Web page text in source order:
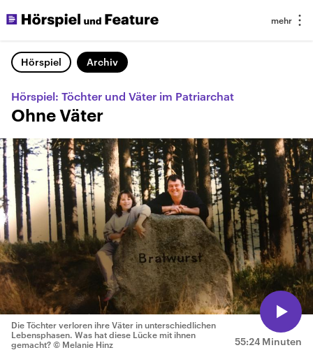
Hörspiel Archiv
Hörspiel: Töchter und Väter im Patriarchat
Ohne Väter
55:24 Minuten
Die Töchter verloren ihre Väter in unterschiedlichen
Lebensphasen. Was hat diese Lücke mit ihnen
gemacht? © Melanie Hinz